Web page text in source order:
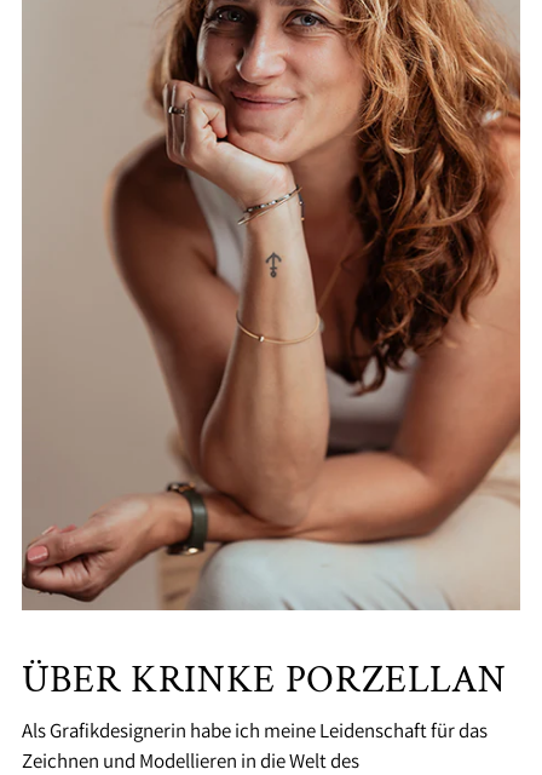
ÜBER KRINKE PORZELLAN
Als Grafikdesignerin habe ich meine Leidenschaft für das
Zeichnen und Modellieren in die Welt des